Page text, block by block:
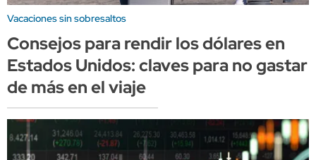
Vacaciones sin sobresaltos
Consejos para rendir los dólares en
Estados Unidos: claves para no gastar
de más en el viaje